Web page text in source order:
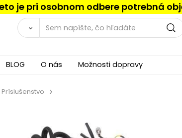
je pri osobnom odbere potrebná
BLOG O nás Možnosti dopravy
Príslušenstvo